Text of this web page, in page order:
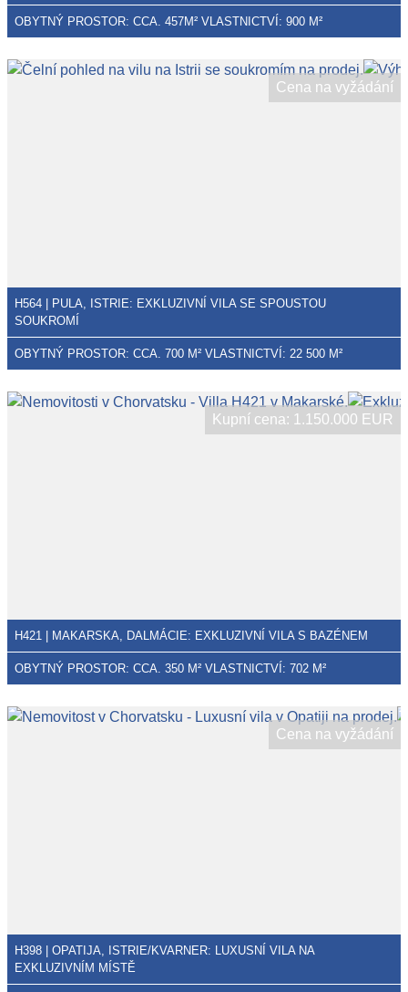
OBYTNÝ PROSTOR: CCA. 457M² VLASTNICTVÍ: 900 M²
Cena na vyžádání
H564 | PULA, ISTRIE: EXKLUZIVNÍ VILA SE SPOUSTOU
SOUKROMÍ
OBYTNÝ PROSTOR: CCA. 700 M² VLASTNICTVÍ: 22 500 M²
Kupní cena: 1.150.000 EUR
H421 | MAKARSKA, DALMÁCIE: EXKLUZIVNÍ VILA S BAZÉNEM
OBYTNÝ PROSTOR: CCA. 350 M² VLASTNICTVÍ: 702 M²
Cena na vyžádání
H398 | OPATIJA, ISTRIE/KVARNER: LUXUSNÍ VILA NA
EXKLUZIVNÍM MÍSTĚ